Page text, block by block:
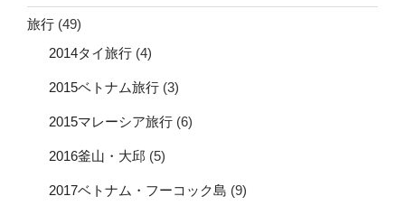
旅行 (49)
2014タイ旅行 (4)
2015ベトナム旅行 (3)
2015マレーシア旅行 (6)
2016釜山・大邱 (5)
2017ベトナム・フーコック島 (9)